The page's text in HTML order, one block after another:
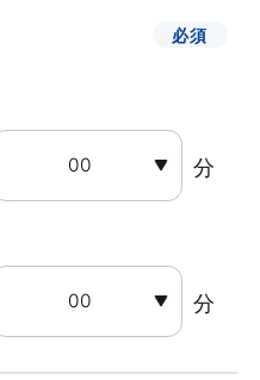
分
分